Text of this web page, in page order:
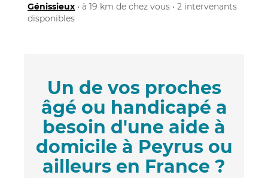
Génissieux • à 19 km de chez vous • 2 intervenants
disponibles
Un de vos proches
âgé ou handicapé a
besoin d'une aide à
domicile à Peyrus ou
ailleurs en France ?